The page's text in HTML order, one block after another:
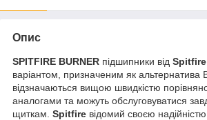
Опис
SPITFIRE BURNER підшипники від Spitfire
варіантом, призначеним як альтернатива
відзначаються вищою швидкістю
аналогами та можуть обслуговуватися
щиткам. Spitfire відомий своєю